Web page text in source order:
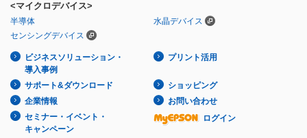
<マイクロデバイス>
半導体
水晶デバイス
センシングデバイス
ビジネスソリューション・
導入事例
プリント活用
サポート&ダウンロード
ショッピング
企業情報
お問い合わせ
セミナー・イベント・
キャンペーン
ログイン